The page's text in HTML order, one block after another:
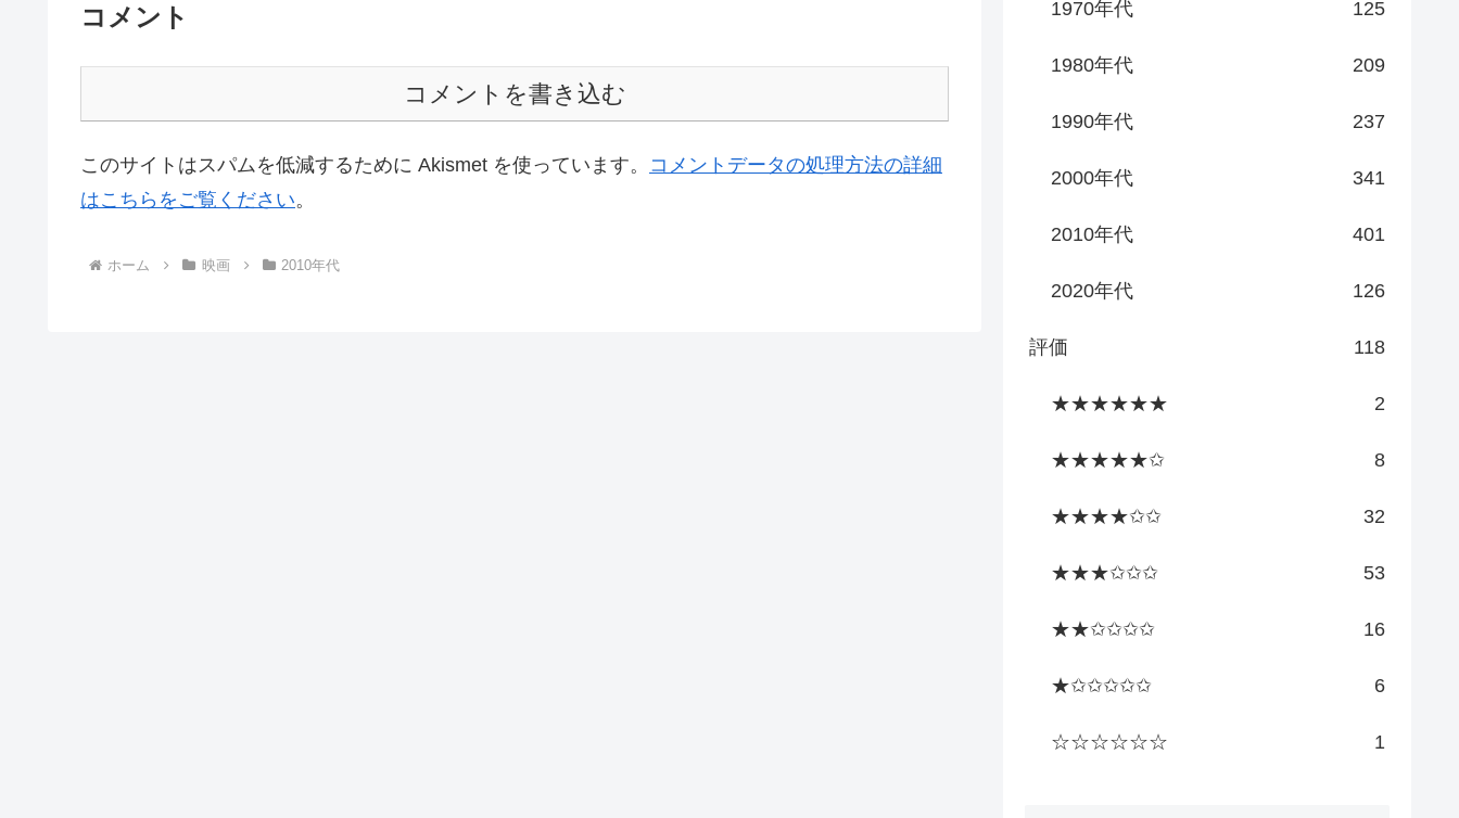
コメント
コメントを書き込む
このサイトはスパムを低減するために Akismet を使っています。 コメントデータの処理方法の詳細
はこちらをご覧ください。
ホーム 映画 2010年代
1970年代 125
1980年代 209
1990年代 237
2000年代 341
2010年代 401
2020年代 126
評価 118
★★★★★★ 2
★★★★★✩ 8
★★★★✩✩ 32
★★★✩✩✩ 53
★★✩✩✩✩ 16
★✩✩✩✩✩ 6
☆☆☆☆☆☆ 1